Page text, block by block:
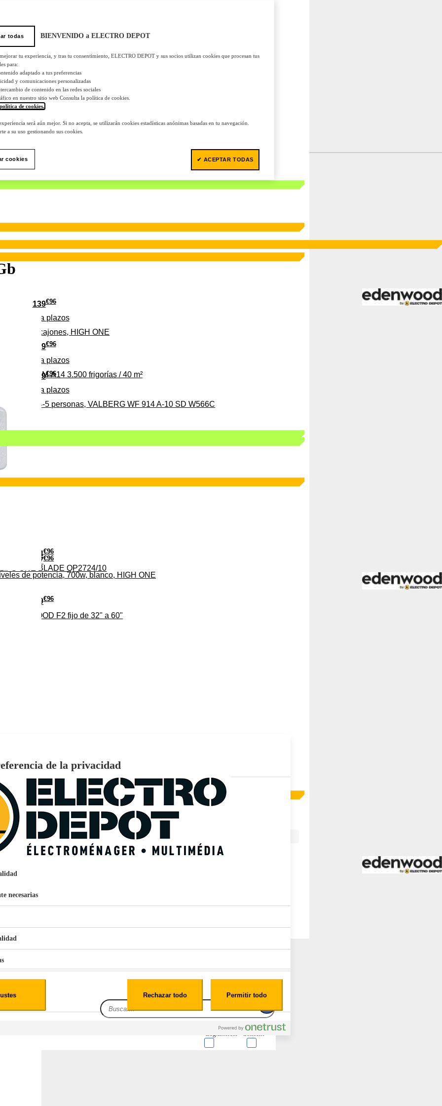
279€96
Pago a plazos
para 4-5 personas, VALBERG WF 914 A-10 SD W566C
139€96
Pago a plazos
clase D, 3 cajones, HIGH ONE
37€96
de potencia, 700w, blanco, HIGH ONE
369€96
Pago a plazos
CLIM-A14 3.500 frigorías / 40 m²
1,1L Limpia Sofás Alfombras Coche SP3
24€96
ONE BLADE QP2724/10
19€96
EDENWOOD F2 fijo de 32" a 60"
159€ 96
Pago aplazos
EcoTank EPSON ET-2861
todas BIENVENIDO a ELECTRO DEPOT
tu experiencia, y tras tu consentimiento, ELECTRO DEPOT y sus socios utilizan cookies que procesan tus
para:
adaptado a tus preferencias
y comunicaciones personalizadas
de contenido en las redes sociales
en nuestro sitio web Consulta la política de cookies.
de cookies.
será aún mejor. Si no acepta, se utilizarán cookies estadísticas anónimas basadas en tu navegación.
a su uso gestionando sus cookies.
cookies ✔ ACEPTAR TODAS
de la privacidad
necesarias
web, los datos pueden almacenarse o recuperarse de tu navegador, generalmente en forma de cookies.
Consent
Leg.Interest
Rechazar todo Permitir todo